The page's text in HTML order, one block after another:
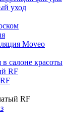
уход
Moveo
салоне красоты
RF